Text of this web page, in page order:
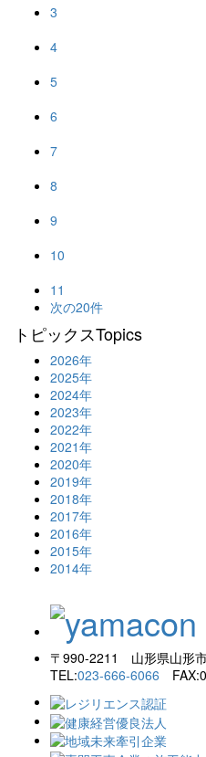
3
4
5
6
7
8
9
10
11
次の20件
トピックスTopics
2026年
2025年
2024年
2023年
2022年
2021年
2020年
2019年
2018年
2017年
2016年
2015年
2014年
〒990-2211 山形県山形
TEL:023-666-6066